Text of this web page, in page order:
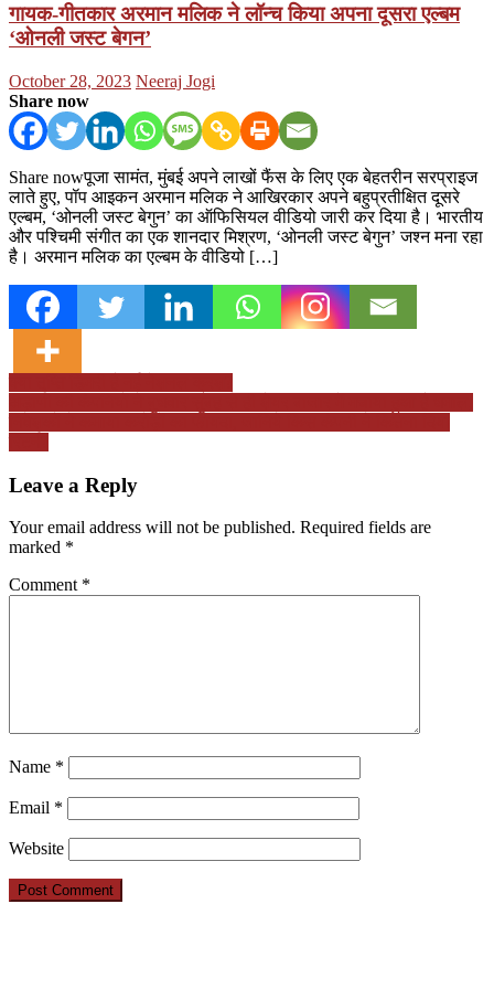
गायक-गीतकार अरमान मलिक ने लॉन्च किया अपना दूसरा एल्बम
‘ओनली जस्ट बेगन’
Posted
on
October 28, 2023 Author
Neeraj Jogi
Share now
Share nowपूजा सामंत, मुंबई अपने लाखों फैंस के लिए एक बेहतरीन सरप्राइज
लाते हुए, पॉप आइकन अरमान मलिक ने आखिरकार अपने बहुप्रतीक्षित दूसरे
एल्बम, ‘ओनली जस्ट बेगुन’ का ऑफिसियल वीडियो जारी कर दिया है। भारतीय
और पश्चिमी संगीत का एक शानदार मिश्रण, ‘ओनली जस्ट बेगुन’ जश्न मना रहा
है। अरमान मलिक का एल्बम के वीडियो […]
Post
navigation
Leave a Reply
Your email address will not be published. Required fields are
marked *
Comment *
Name *
Email *
Website